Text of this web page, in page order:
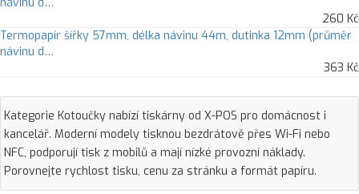
260 Kč
Termopapír šířky 57mm, délka návinu 44m, dutinka 12mm (průměr
návinu d…
363 Kč
Kategorie Kotoučky nabízí tiskárny od X-POS pro domácnost i
kancelář. Moderní modely tisknou bezdrátově přes Wi-Fi nebo
NFC, podporují tisk z mobilů a mají nízké provozní náklady.
Porovnejte rychlost tisku, cenu za stránku a formát papíru.